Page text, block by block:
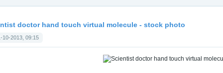
doctor hand touch virtual molecule - stock photo
10-2013, 09:15